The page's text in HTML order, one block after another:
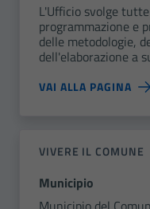
L'Ufficio svolge
programmazione e
delle metodologie,
dell'elaborazione a
VAI ALLA PAGINA
VIVERE IL COMUNE
Municipio